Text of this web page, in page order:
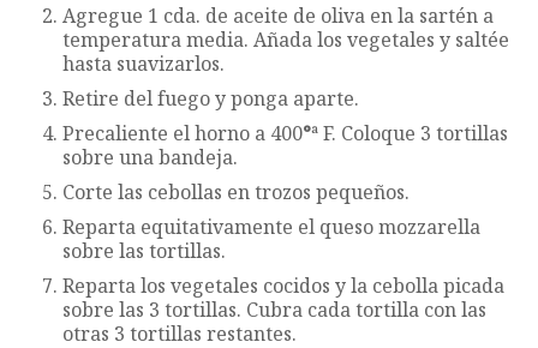
Agregue 1 cda. de aceite de oliva en la sartén a
temperatura media. Añada los vegetales y saltée
hasta suavizarlos.
Retire del fuego y ponga aparte.
Precaliente el horno a 400°ª F. Coloque 3 tortillas
sobre una bandeja.
Corte las cebollas en trozos pequeños.
Reparta equitativamente el queso mozzarella
sobre las tortillas.
Reparta los vegetales cocidos y la cebolla picada
sobre las 3 tortillas. Cubra cada tortilla con las
otras 3 tortillas restantes.